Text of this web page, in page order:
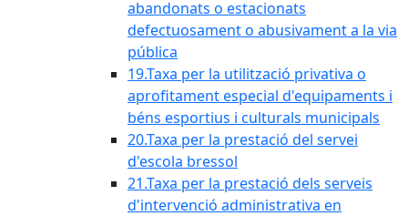
abandonats o estacionats
defectuosament o abusivament a la via
pública
19.Taxa per la utilització privativa o
aprofitament especial d'equipaments i
béns esportius i culturals municipals
20.Taxa per la prestació del servei
d'escola bressol
21.Taxa per la prestació dels serveis
d'intervenció administrativa en